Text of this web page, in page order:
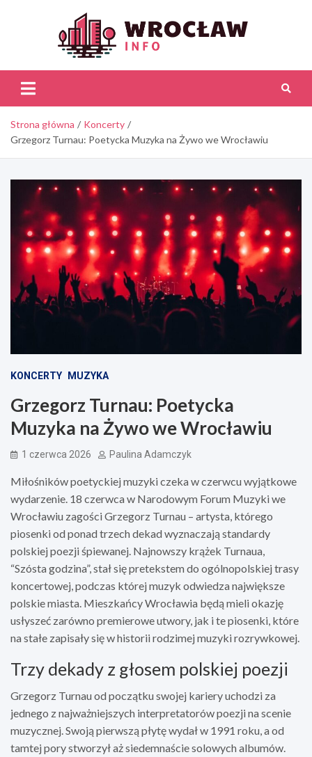
Strona główna
Koncerty
Grzegorz Turnau: Poetycka Muzyka na Żywo we Wrocławiu
KONCERTY MUZYKA
Grzegorz Turnau: Poetycka
Muzyka na Żywo we Wrocławiu
1 czerwca 2026 Paulina Adamczyk
Miłośników poetyckiej muzyki czeka w czerwcu wyjątkowe
wydarzenie. 18 czerwca w Narodowym Forum Muzyki we
Wrocławiu zagości Grzegorz Turnau – artysta, którego
piosenki od ponad trzech dekad wyznaczają standardy
polskiej poezji śpiewanej. Najnowszy krążek Turnaua,
“Szósta godzina”, stał się pretekstem do ogólnopolskiej trasy
koncertowej, podczas której muzyk odwiedza największe
polskie miasta. Mieszkańcy Wrocławia będą mieli okazję
usłyszeć zarówno premierowe utwory, jak i te piosenki, które
na stałe zapisały się w historii rodzimej muzyki rozrywkowej.
Trzy dekady z głosem polskiej poezji
Grzegorz Turnau od początku swojej kariery uchodzi za
jednego z najważniejszych interpretatorów poezji na scenie
muzycznej. Swoją pierwszą płytę wydał w 1991 roku, a od
tamtej pory stworzył aż siedemnaście solowych albumów.